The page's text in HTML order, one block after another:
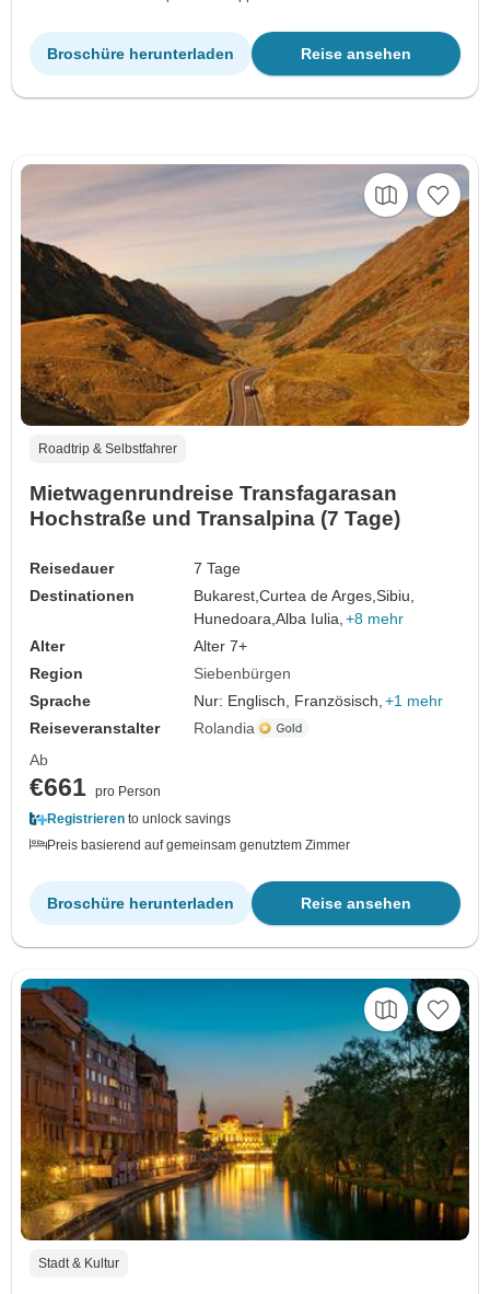
Reise ansehen
Broschüre herunterladen
Roadtrip & Selbstfahrer
Mietwagenrundreise Transfagarasan
Hochstraße und Transalpina (7 Tage)
Reisedauer
7 Tage
Destinationen
Bukarest,Curtea de Arges,Sibiu,
Hunedoara,Alba Iulia, +8 mehr
Alter
Alter 7+
Region
Siebenbürgen
Sprache
Nur: Englisch, Französisch, +1 mehr
Reiseveranstalter
Rolandia
Ab
€661 pro Person
Registrieren to unlock savings
Preis basierend auf gemeinsam genutztem Zimmer
Reise ansehen
Broschüre herunterladen
Stadt & Kultur